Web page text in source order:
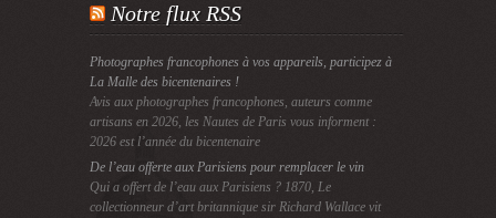
Notre flux RSS
Photographes francophones à vos appareils, participez à
La Malle des bicentenaires !
Avis aux photographes francophones, auteurs comme
artisans en 2026, les Nautes de Paris vous informent :
2026 est l’année du bicentenaire
De l’eau offerte aux Parisiens pour remplacer le vin
Qui a offert de l’eau aux Parisiens ? 1870, Le
collectionneur d’art britannique sir Richard Wallace vit